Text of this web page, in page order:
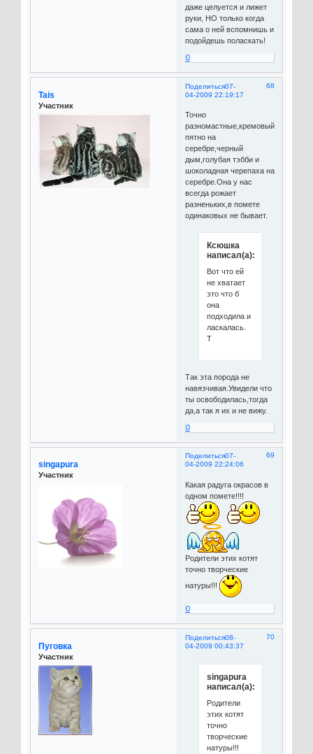
даже целуется и лижет
руки, НО только когда
сама о ней вспомнишь и
подойдешь поласкать!
0
Поделиться 68
07-
04-2009 22:19:17
Tais
Участник
Точно
разномастные,кремовый,красное
пятно на
серебре,черный
дым,голубая тэбби и
шоколадная черепаха на
серебре.Она у нас
всегда рожает
разненьких,в помете
одинаковых не бывает.
Ксюшка
написал(а):
Вот что ей
не хватает
это что б
она
подходила и
ласкалась.
Т
Так эта порода не
навязчивая.Увидели что
ты освободилась,тогда
да,а так я их и не вижу.
0
Поделиться 69
07-
04-2009 22:24:06
singapura
Участник
Какая радуга окрасов в
одном помете!!!!
Родители этих котят
точно творческие
натуры!!!
0
Поделиться 70
08-
04-2009 00:43:37
Пуговка
Участник
singapura
написал(а):
Родители
этих котят
точно
творческие
натуры!!!